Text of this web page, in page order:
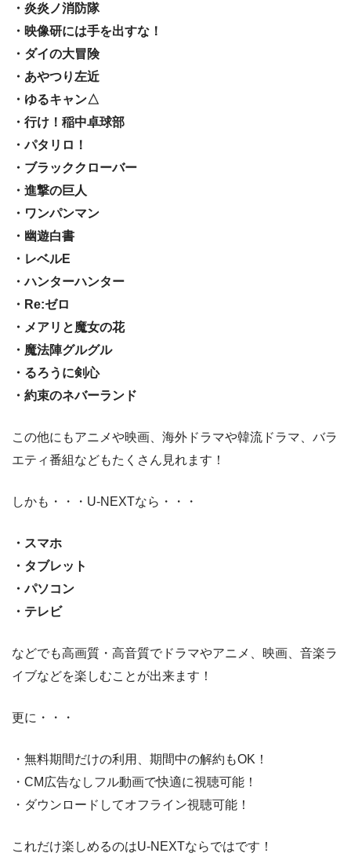
・炎炎ノ消防隊
・映像研には手を出すな！
・ダイの大冒険
・あやつり左近
・ゆるキャン△
・行け！稲中卓球部
・パタリロ！
・ブラッククローバー
・進撃の巨人
・ワンパンマン
・幽遊白書
・レベルE
・ハンターハンター
・Re:ゼロ
・メアリと魔女の花
・魔法陣グルグル
・るろうに剣心
・約束のネバーランド
この他にもアニメや映画、海外ドラマや韓流ドラマ、バラ
エティ番組などもたくさん見れます！
しかも・・・U-NEXTなら・・・
・スマホ
・タブレット
・パソコン
・テレビ
などでも高画質・高音質でドラマやアニメ、映画、音楽ラ
イブなどを楽しむことが出来ます！
更に・・・
・無料期間だけの利用、期間中の解約もOK！
・CM広告なしフル動画で快適に視聴可能！
・ダウンロードしてオフライン視聴可能！
これだけ楽しめるのはU-NEXTならではです！